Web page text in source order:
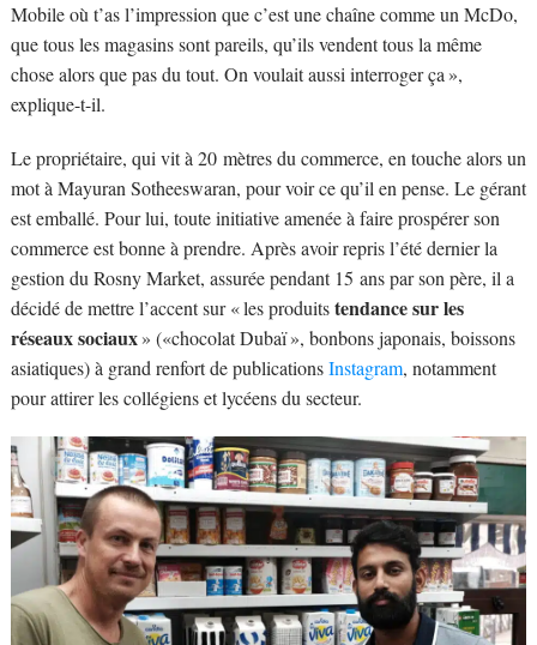
Mobile où t’as l’impression que c’est une chaîne comme un McDo,
que tous les magasins sont pareils, qu’ils vendent tous la même
chose alors que pas du tout. On voulait aussi interroger ça »,
explique-t-il.
Le propriétaire, qui vit à 20 mètres du commerce, en touche alors un
mot à Mayuran Sotheeswaran, pour voir ce qu’il en pense. Le gérant
est emballé. Pour lui, toute initiative amenée à faire prospérer son
commerce est bonne à prendre. Après avoir repris l’été dernier la
gestion du Rosny Market, assurée pendant 15 ans par son père, il a
décidé de mettre l’accent sur « les produitstendance sur les
réseaux sociaux» («chocolat Dubaï », bonbons japonais, boissons
asiatiques) à grand renfort de publicationsInstagram, notamment
pour attirer les collégiens et lycéens du secteur.